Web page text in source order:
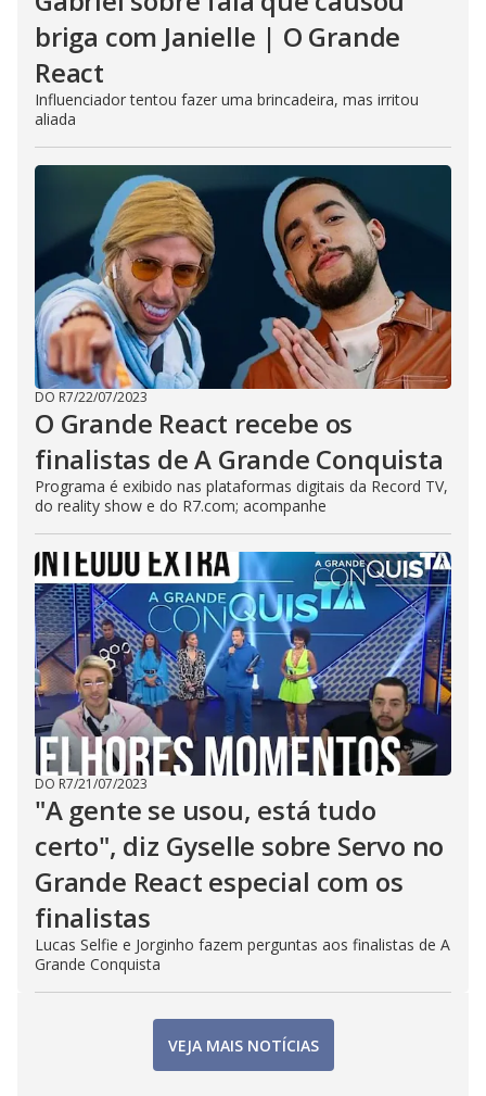
briga com Janielle | O Grande
React
Influenciador tentou fazer uma brincadeira, mas irritou
aliada
DO R7/22/07/2023
O Grande React recebe os
finalistas de A Grande Conquista
Programa é exibido nas plataformas digitais da Record TV,
do reality show e do R7.com; acompanhe
DO R7/21/07/2023
"A gente se usou, está tudo
certo", diz Gyselle sobre Servo no
Grande React especial com os
finalistas
Lucas Selfie e Jorginho fazem perguntas aos finalistas de A
Grande Conquista
VEJA MAIS NOTÍCIAS